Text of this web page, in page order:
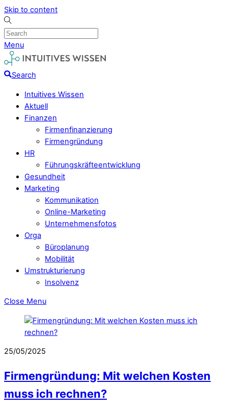
Skip to content
Menu
Search
Intuitives Wissen
Aktuell
Finanzen
Firmenfinanzierung
Firmengründung
HR
Führungskräfteentwicklung
Gesundheit
Marketing
Kommunikation
Online-Marketing
Unternehmensfotos
Orga
Büroplanung
Mobilität
Umstrukturierung
Insolvenz
Close Menu
25/05/2025
Firmengründung: Mit welchen Kosten
muss ich rechnen?